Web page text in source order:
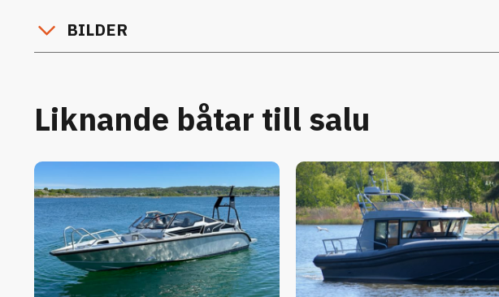
BILDER
Liknande båtar till salu